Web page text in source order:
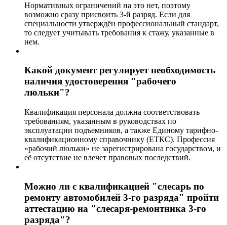
Нормативных ограничений на это нет, поэтому
возможно сразу присвоить 3-й разряд. Если для
специальности утверждён профессиональный стандарт,
то следует учитывать требования к стажу, указанные в
нем.
Какой документ регулирует необходимость
наличия удостоверения "рабочего
люльки"?
Квалификация персонала должна соответствовать
требованиям, указанным в руководствах по
эксплуатации подъемников, а также Единому тарифно-
квалификационному справочнику (ЕТКС). Профессия
«рабочий люльки» не зарегистрирована государством, и
её отсутствие не влечет правовых последствий.
Можно ли с квалификацией "слесарь по
ремонту автомобилей 3-го разряда" пройти
аттестацию на "слесаря-ремонтника 3-го
разряда"?